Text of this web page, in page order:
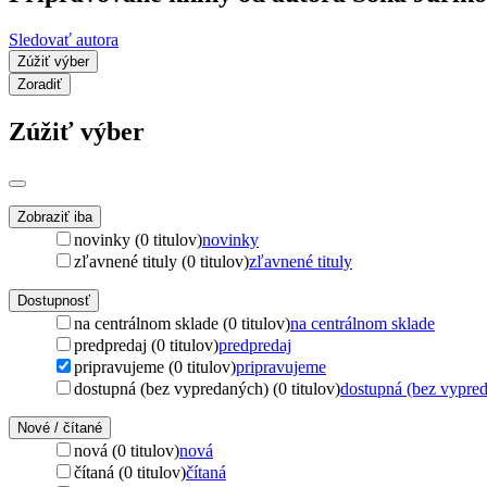
Sledovať autora
Zúžiť výber
Zoradiť
Zúžiť výber
Zobraziť iba
novinky (0 titulov)novinky
zľavnené tituly (0 titulov)zľavnené tituly
Dostupnosť
na centrálnom sklade (0 titulov)na centrálnom sklade
predpredaj (0 titulov)predpredaj
pripravujeme (0 titulov)pripravujeme
dostupná (bez vypredaných) (0 titulov)dostupná (bez
Nové / čítané
nová (0 titulov)nová
čítaná (0 titulov)čítaná